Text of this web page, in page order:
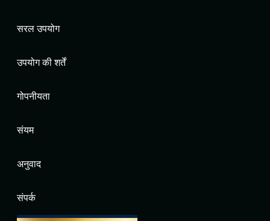
सरल उपयोग
उपयोग की शर्तें
गोपनीयता
संयम
अनुवाद
संपर्क